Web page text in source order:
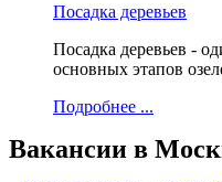
Посадка деревьев
Посадка деревьев -
основных этапов
Подробнее ...
Вакансии в